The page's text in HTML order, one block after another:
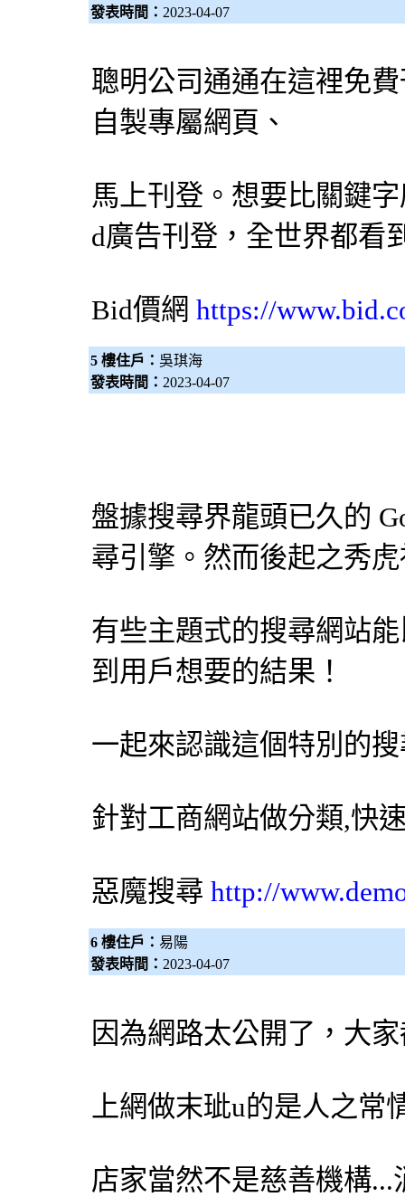
發表時間： 2023-04-07
聰明公司通通在這裡免
自製專屬網頁、
馬上刊登。想要比關鍵
d廣告刊登，全世界都看
Bid價網 https://
5 樓住戶： 吳琪海
發表時間： 2023-04-07
盤據搜尋界龍頭已久的
尋引擎 。然而後起之秀
有些主題式的搜尋網站
到用戶想要的結果！
一起來認識這個特別的
針對工商網站做分類,快
惡魔搜尋 http://
6 樓住戶： 易陽
發表時間： 2023-04-07
因為網路太公開了，大
上網做末玼u的是人之常
店家當然不是慈善機構